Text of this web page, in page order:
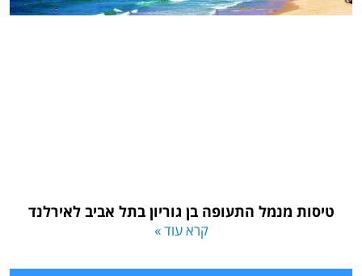
טיסות מנמל התעופה בן גוריון בתל אביב לאירלנד
קרא עוד »